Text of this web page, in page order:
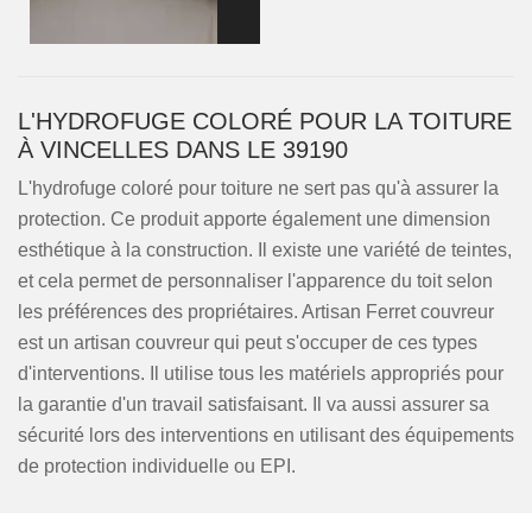
L'HYDROFUGE COLORÉ POUR LA TOITURE
À VINCELLES DANS LE 39190
L'hydrofuge coloré pour toiture ne sert pas qu'à assurer la
protection. Ce produit apporte également une dimension
esthétique à la construction. Il existe une variété de teintes,
et cela permet de personnaliser l'apparence du toit selon
les préférences des propriétaires. Artisan Ferret couvreur
est un artisan couvreur qui peut s'occuper de ces types
d'interventions. Il utilise tous les matériels appropriés pour
la garantie d'un travail satisfaisant. Il va aussi assurer sa
sécurité lors des interventions en utilisant des équipements
de protection individuelle ou EPI.